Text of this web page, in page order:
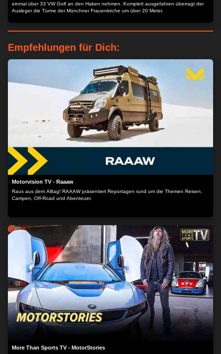
einmal über 33 VW Golf an den Haken nehmen. Komplett ausgefahren überragt der
Ausleger die Türme der Münchner Frauenkirche um über 20 Meter.
Empfehlungen für Dich:
Motorvision TV - Raaaw
Raus aus dem Alltag! RAAAW präsentiert Reportagen rund um die Themen Reisen,
Campen, Off-Road und Abenteuer.
More Than Sports TV - MotorStories